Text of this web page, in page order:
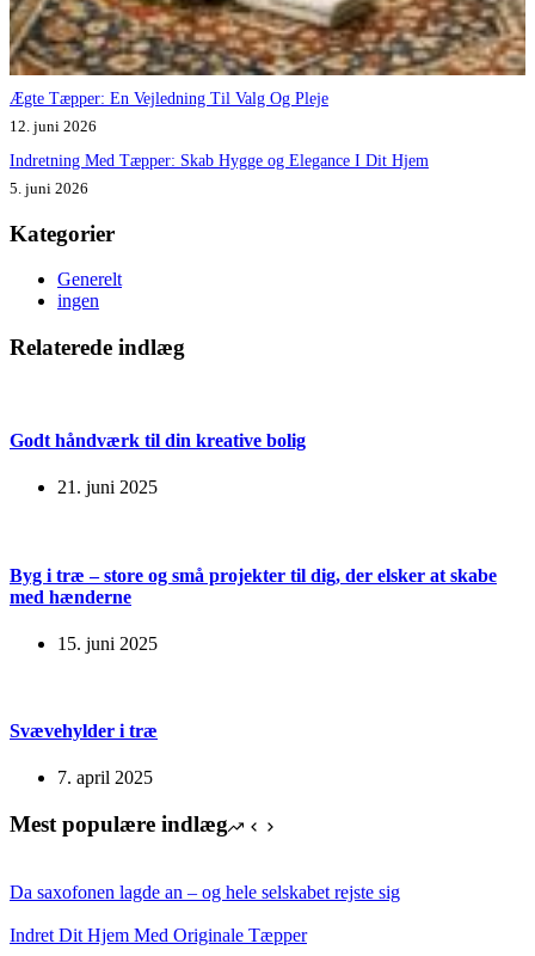
Ægte Tæpper: En Vejledning Til Valg Og Pleje
12. juni 2026
Indretning Med Tæpper: Skab Hygge og Elegance I Dit Hjem
5. juni 2026
Kategorier
Generelt
ingen
Relaterede indlæg
Godt håndværk til din kreative bolig
21. juni 2025
Byg i træ – store og små projekter til dig, der elsker at skabe
med hænderne
15. juni 2025
Svævehylder i træ
7. april 2025
Mest populære indlæg
Da saxofonen lagde an – og hele selskabet rejste sig
Indret Dit Hjem Med Originale Tæpper